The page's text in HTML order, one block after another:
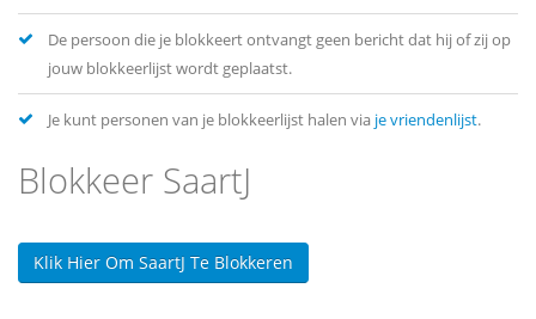
De persoon die je blokkeert ontvangt geen bericht dat hij of zij op
jouw blokkeerlijst wordt geplaatst.
Je kunt personen van je blokkeerlijst halen via je vriendenlijst.
Blokkeer SaartJ
Klik Hier Om SaartJ Te Blokkeren